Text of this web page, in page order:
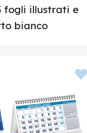
fogli illustrati e
bianco